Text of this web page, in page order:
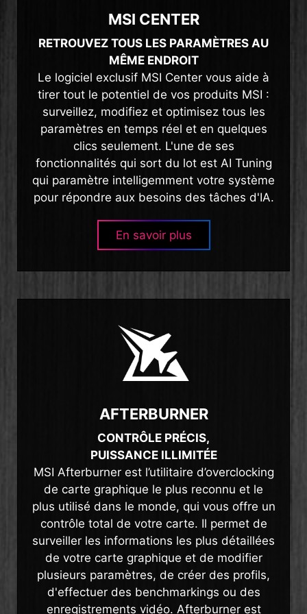
MSI CENTER
RETROUVEZ TOUS LES PARAMÈTRES AU
MÊME ENDROIT
Le logiciel exclusif MSI Center vous aide à
tirer tout le potentiel de vos produits MSI :
surveillez, modifiez et optimisez tous les
paramètres en temps réel et en quelques
clics seulement. L'une de ses
fonctionnalités qui sort du lot est AI Tuning
qui paramètre intelligemment votre système
pour répondre aux besoins des tâches d'IA.
En savoir plus
AFTERBURNER
CONTRÔLE PRÉCIS,
PUISSANCE ILLIMITÉE
MSI Afterburner est l’utilitaire d’overclocking
de carte graphique le plus reconnu et le
plus utilisé dans le monde, qui vous offre un
contrôle total de votre carte. Il permet de
surveiller les informations les plus détaillées
de votre carte graphique et de modifier
plusieurs paramètres, de créer des profils,
d'effectuer des benchmarkings ou des
enregistrements vidéo. Afterburner est